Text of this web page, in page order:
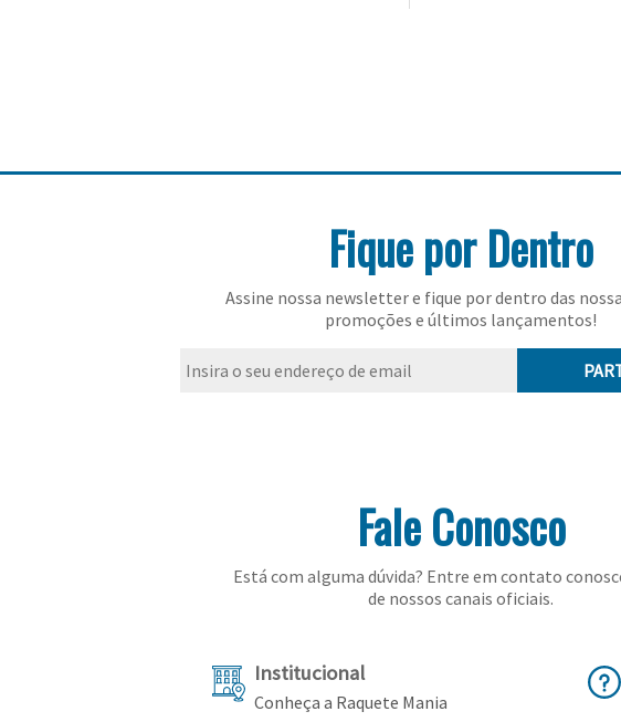
Fique por Dentro
Assine nossa newsletter e fique por dentro das
promoções e últimos lançamentos!
Fale Conosco
Está com alguma dúvida? Entre em contato
de nossos canais oficiais.
Institucional
Conheça a Raquete Mania